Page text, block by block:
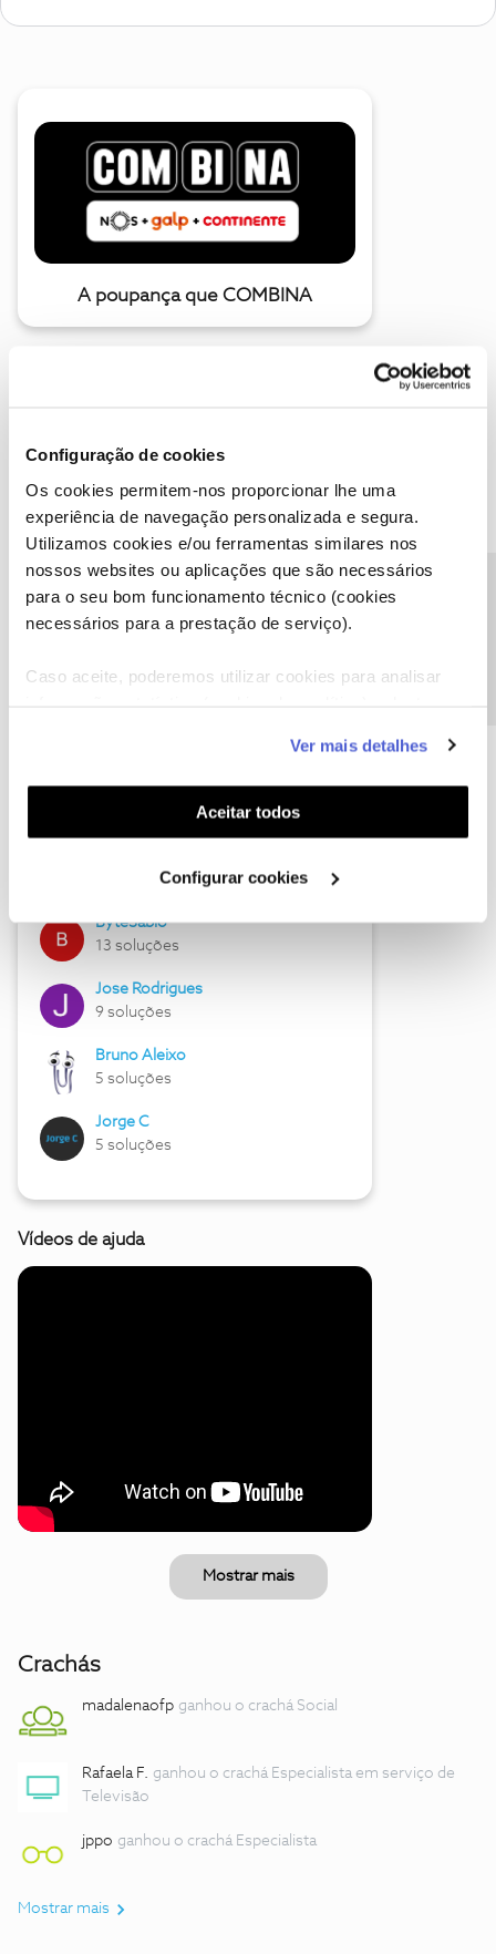
Configuração de cookies
Os cookies permitem-nos proporcionar lhe uma
experiência de navegação personalizada e segura.
Utilizamos cookies e/ou ferramentas similares nos
nossos websites ou aplicações que são necessários
para o seu bom funcionamento técnico (cookies
necessários para a prestação de serviço).
Caso aceite, poderemos utilizar cookies para analisar
funcionalidades (cookies de personalização e
funcionalidade) e adaptar anúncios aos seus interesses
(cookies de publicidade personalizada). Pode gerir a
utilização dos cookies clicando em "Configurar
Ver mais detalhes
Aceitar todos
Configurar cookies
A poupança que COMBINA
Descubra as novidades de julho
Hall of Fame de julho
17 soluções
ByteSábio
13 soluções
Jose Rodrigues
9 soluções
Bruno Aleixo
5 soluções
Jorge C
5 soluções
Vídeos de ajuda
Mostrar mais
Crachás
madalenaofp ganhou o crachá Social
Rafaela F. ganhou o crachá Especialista em serviço de
Televisão
jppo ganhou o crachá Especialista
Mostrar mais